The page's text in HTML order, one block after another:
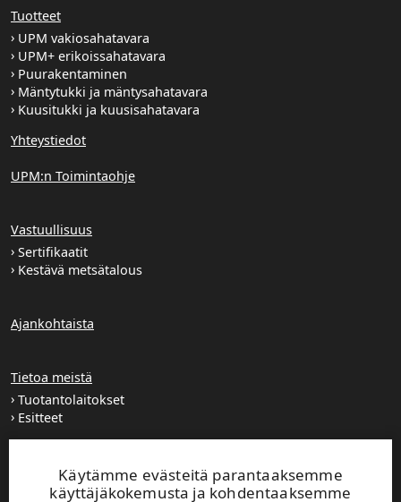
Käytämme evästeitä parantaaksemme
käyttäjäkokemusta ja kohdentaaksemme
Tuotteet
UPM vakiosahatavara
UPM+ erikoissahatavara
Puurakentaminen
Mäntytukki ja mäntysahatavara
Kuusitukki ja kuusisahatavara
Yhteystiedot
UPM:n Toimintaohje
Vastuullisuus
Sertifikaatit
Kestävä metsätalous
Ajankohtaista
Tietoa meistä
Tuotantolaitokset
Esitteet
Extranet